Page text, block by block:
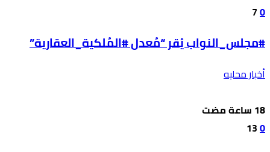
0
7
#مجلس_النواب يُقر “مُعدل #المُلكية_العقارية”
أخبار محليه
0
13